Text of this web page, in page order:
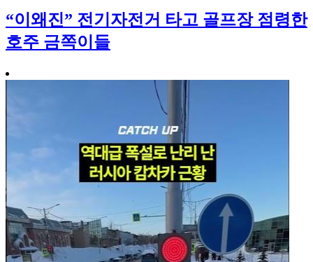
“이왜진” 전기자전거 타고 골프장 점령한
호주 금쪽이들